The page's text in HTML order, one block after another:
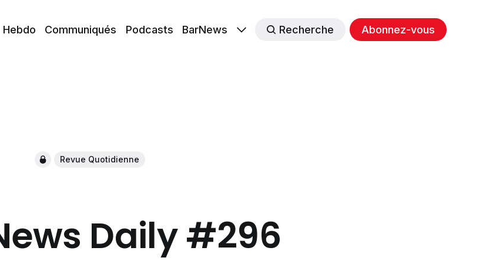
Hebdo Communiqués Podcasts BarNews Recherche Abonnez-vous
Revue Quotidienne
Daily #296